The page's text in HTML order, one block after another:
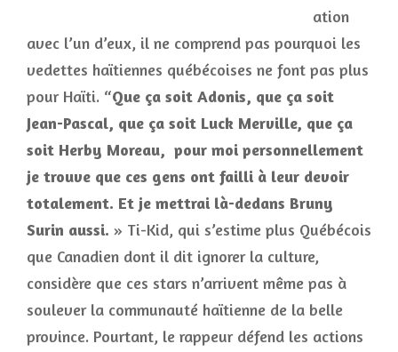
ation
avec l’un d’eux, il ne comprend pas pourquoi les
vedettes haïtiennes québécoises ne font pas plus
pour Haïti. “Que ça soit Adonis, que ça soit
Jean-Pascal, que ça soit Luck Merville, que ça
soit Herby Moreau, pour moi personnellement
je trouve que ces gens ont failli à leur devoir
totalement. Et je mettrai là-dedans Bruny
Surin aussi. » Ti-Kid, qui s’estime plus Québécois
que Canadien dont il dit ignorer la culture,
considère que ces stars n’arrivent même pas à
soulever la communauté haïtienne de la belle
province. Pourtant, le rappeur défend les actions